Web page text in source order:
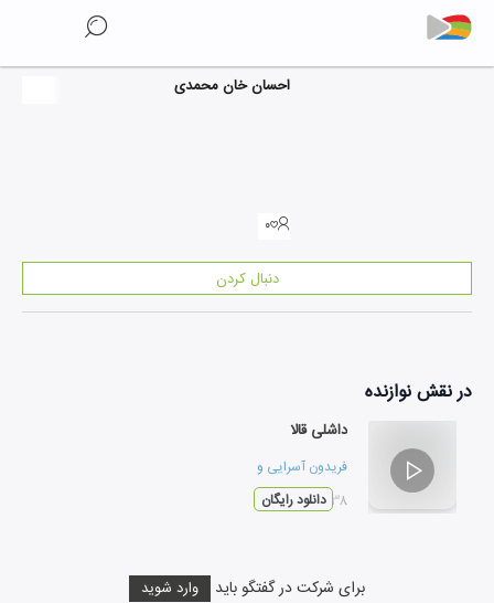
احسان خان محمدی
۰
دنبال کردن
در نقشنوازنده
داشلی قالا
فریدون آسرایی و
۰۳:۳۸دانلود رایگان
برای شرکت در گفتگو باید وارد شوید